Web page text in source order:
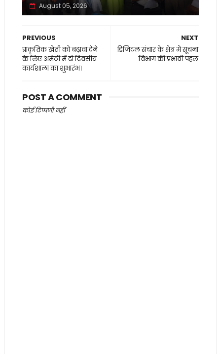
August 05, 2026
NEXT
डिजिटल संचार के क्षेत्र में सूचना
विभाग की प्रभावी पहल
PREVIOUS
प्राकृतिक खेती को बढ़ावा देने
के लिए अमेठी में दो दिवसीय
कार्यशाला का शुभारंभ।
POST A COMMENT
कोई टिप्पणी नहीं